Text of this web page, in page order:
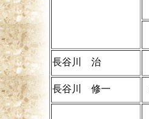
長谷川 治
長谷川 修一